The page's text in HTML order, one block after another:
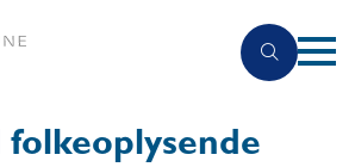
folkeoplysende